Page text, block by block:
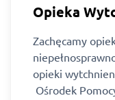
Opieka
Zachęcamy
opieki
Ośrodek